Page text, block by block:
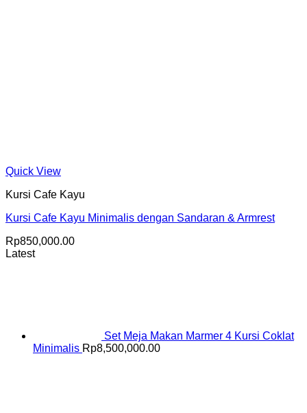
Quick View
Kursi Cafe Kayu
Kursi Cafe Kayu Minimalis dengan Sandaran & Armrest
Rp850,000.00
Latest
Set Meja Makan Marmer 4 Kursi Coklat
Minimalis Rp8,500,000.00